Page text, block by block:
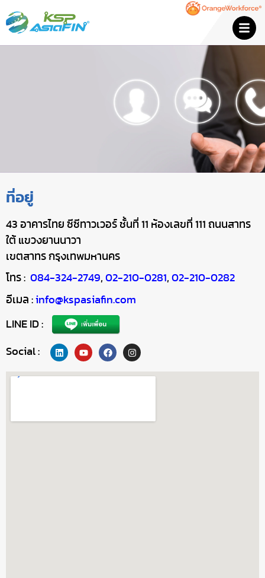
ติดต่อเรา
ที่อยู่
43 อาคารไทย ซีซีทาวเวอร์ ชั้นที่ 11 ห้องเลขที่ 111 ถนนสาทร
ใต้ แขวงยานนาวา
เขตสาทร กรุงเทพมหานคร
โทร : 084-324-2749, 02-210-0281 , 02-210-0282
อีเมล : info@kspasiafin.com
LINE ID :
Social :